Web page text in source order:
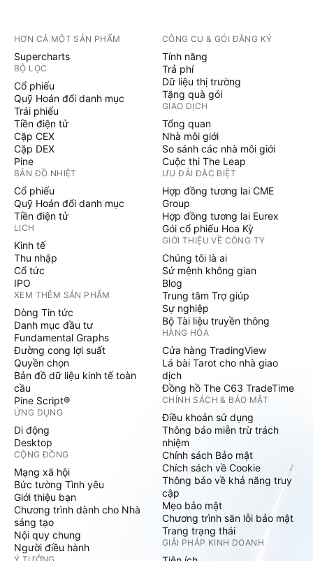
HƠN CẢ MỘT SẢN PHẨM
Supercharts
BỘ LỌC
Cổ phiếu
Quỹ Hoán đổi danh mục
Trái phiếu
Tiền điện tử
Cặp CEX
Cặp DEX
Pine
BẢN ĐỒ NHIỆT
Cổ phiếu
Quỹ Hoán đổi danh mục
Tiền điện tử
LỊCH
Kinh tế
Thu nhập
Cổ tức
IPO
XEM THÊM SẢN PHẨM
Dòng Tin tức
Danh mục đầu tư
Fundamental Graphs
Đường cong lợi suất
Quyền chọn
Bản đồ dữ liệu kinh tế toàn
cầu
Pine Script®
ỨNG DỤNG
Di động
Desktop
CỘNG ĐỒNG
Mạng xã hội
Bức tường Tình yêu
Giới thiệu bạn
Chương trình dành cho Nhà
sáng tạo
Nội quy chung
Người điều hành
CÔNG CỤ & GÓI ĐĂNG KÝ
Tính năng
Trả phí
Dữ liệu thị trường
Tặng quà gói
GIAO DỊCH
Tổng quan
Nhà môi giới
So sánh các nhà môi giới
Cuộc thi The Leap
ƯU ĐÃI ĐẶC BIỆT
Hợp đồng tương lai CME
Group
Hợp đồng tương lai Eurex
Gói cổ phiếu Hoa Kỳ
GIỚI THIỆU VỀ CÔNG TY
Chúng tôi là ai
Sứ mệnh không gian
Blog
Trung tâm Trợ giúp
Sự nghiệp
Bộ Tài liệu truyền thông
HÀNG HÓA
Cửa hàng TradingView
Lá bài Tarot cho nhà giao
dịch
Đồng hồ The C63 TradeTime
CHÍNH SÁCH & BẢO MẬT
Điều khoản sử dụng
Thông báo miễn trừ trách
nhiệm
Chính sách Bảo mật
Chích sách về Cookie
Thông báo về khả năng truy
cập
Mẹo bảo mật
Chương trình săn lỗi bảo mật
Trang trạng thái
GIẢI PHÁP KINH DOANH